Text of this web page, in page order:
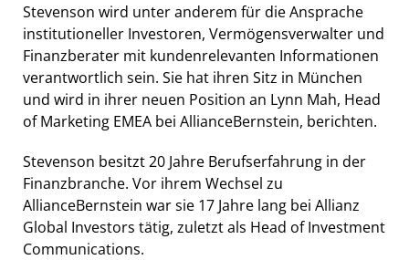
Stevenson wird unter anderem für die Ansprache
institutioneller Investoren, Vermögensverwalter und
Finanzberater mit kundenrelevanten Informationen
verantwortlich sein. Sie hat ihren Sitz in München
und wird in ihrer neuen Position an Lynn Mah, Head
of Marketing EMEA bei AllianceBernstein, berichten.
Stevenson besitzt 20 Jahre Berufserfahrung in der
Finanzbranche. Vor ihrem Wechsel zu
AllianceBernstein war sie 17 Jahre lang bei Allianz
Global Investors tätig, zuletzt als Head of Investment
Communications.